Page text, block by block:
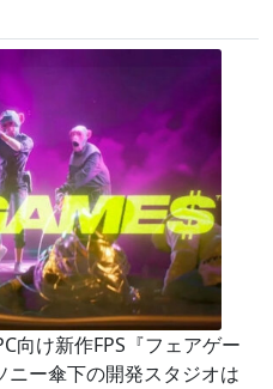
向け新作FPS『フェアゲー
ー傘下の開発スタジオは